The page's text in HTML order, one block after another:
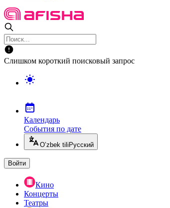
Слишком короткий поисковый запрос
Календарь
События по дате
O’zbek tili Русский
Войти
Кино
Концерты
Театры